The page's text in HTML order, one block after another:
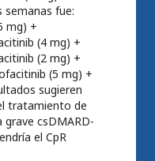
semanas fue:
mg) +
(4 mg) +
(2 mg) +
(5 mg) +
sugieren
tratamiento de
csDMARD-
el CpR